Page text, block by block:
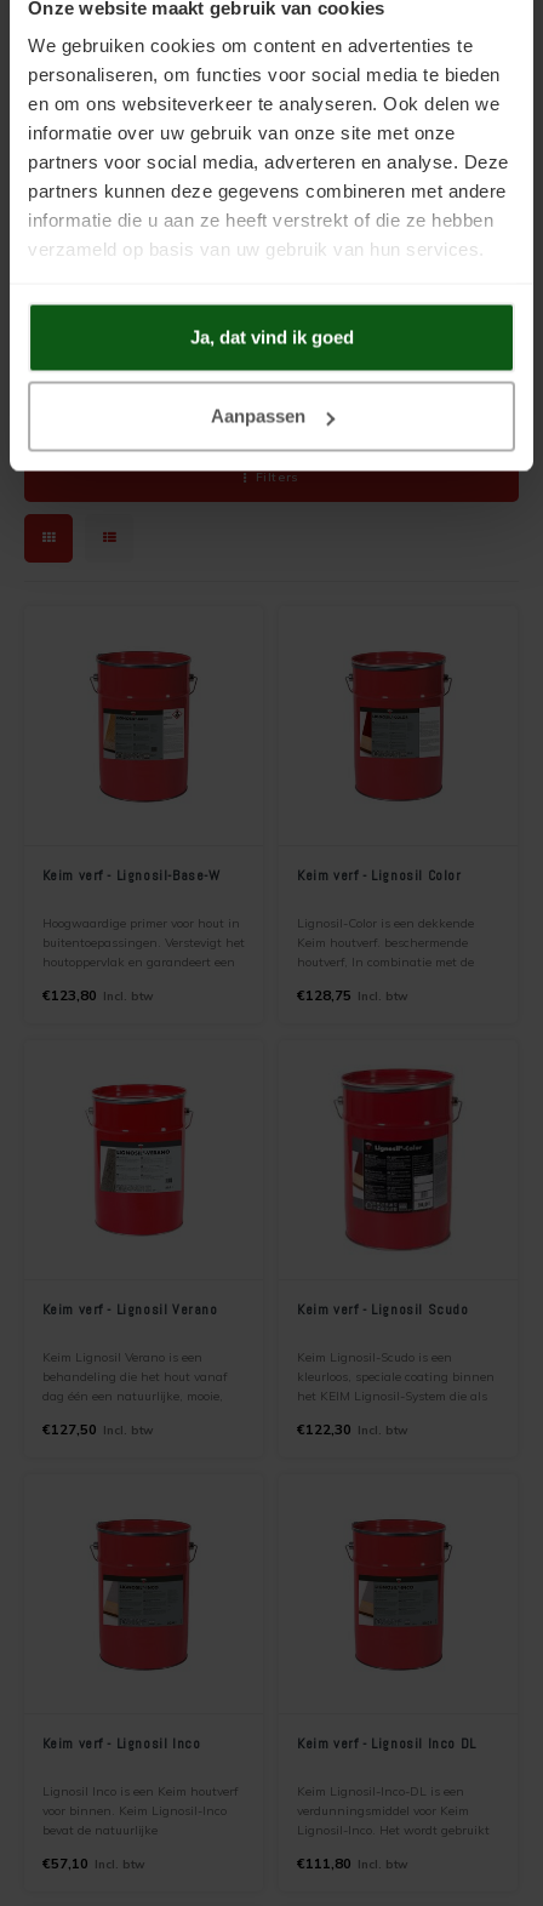
Onze website maakt gebruik van cookies
We gebruiken cookies om content en advertenties te
personaliseren, om functies voor social media te bieden
en om ons websiteverkeer te analyseren. Ook delen we
informatie over uw gebruik van onze site met onze
partners voor social media, adverteren en analyse. Deze
partners kunnen deze gegevens combineren met andere
informatie die u aan ze heeft verstrekt of die ze hebben
verzameld op basis van uw gebruik van hun services.
Ja, dat vind ik goed
Aanpassen
Gebruiksklaar.
Milieuvriendelijk.
KEIM Lignosil HRP
Een twee componenten houtreparatiepasta voor het vullen van
scheuren en gaten in houten flanken. Het product bestaat uit een
poeder component en een vloeibaar bindmiddel component. Het
eindresultaat is een duurzame afsluiting van hout scheuren mogelijk in
buitentoepassing. Na droging van de houtreparatiepasta kan deze
Na droging machinaal te bewerken.
Dampopenheid wordt niet aangetast.
Eenvoudig te verwerken.
Geen kunstmatige additieven.
Filters
Keim verf - Lignosil-Base-W
Hoogwaardige primer voor hout in
buitentoepassingen. Verstevigt het
houtoppervlak en garandeert een
kleurlaag KEIM Lignosil-Color.
€123,80 Incl. btw
Keim verf - Lignosil Color
Lignosil-Color is een dekkende
Keim houtverf. beschermende
houtverf, In combinatie met de
Keim Lignosil-Color een duurzaam
€128,75 Incl. btw
Keim verf - Lignosil Verano
Keim Lignosil Verano is een
behandeling die het hout vanaf
dag één een natuurlijke, mooie,
bewust af te zien van
€127,50 Incl. btw
Keim verf - Lignosil Scudo
Keim Lignosil-Scudo is een
kleurloos, speciale coating binnen
het KEIM Lignosil-System die als
houtsoorten die kunnen “bloeden”
€122,30 Incl. btw
Keim verf - Lignosil Inco
Lignosil Inco is een Keim houtverf
voor binnen. Keim Lignosil-Inco
bevat de natuurlijke
van hout waardoor het bijdraagt
€57,10 Incl. btw
Keim verf - Lignosil Inco DL
Keim Lignosil-Inco-DL is een
verdunningsmiddel voor Keim
Lignosil-Inco. Het wordt gebruikt
stellen, van semi-transparante tot
€111,80 Incl. btw